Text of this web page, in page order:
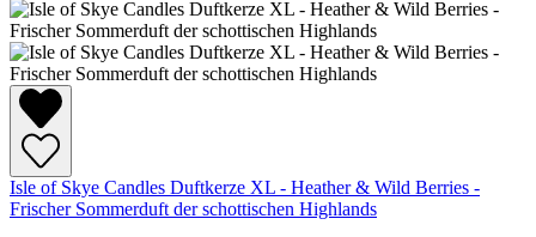
Isle of Skye Candles Duftkerze XL - Heather & Wild Berries -
Frischer Sommerduft der schottischen Highlands